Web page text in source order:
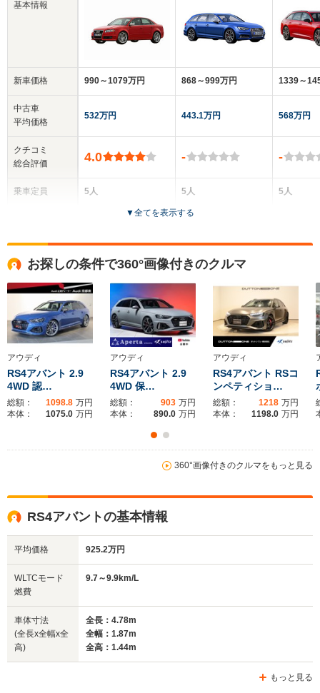
基本情報
新車価格
中古車
平均価格
クチコミ
総合評価
乗車定員
サイズ
(全長x全幅x全高)
燃費
駆動方式
990～1079万円
532万円
4.0
5人
1.41m～1.42m
全幅
1.83m
全長
4.59m
ホイールベース
-m
868～999万円
443.1万円
-
5人
5ドア
1.44m
全幅
1.84m～1.85m
全長
4.75m～4.77m
ホイールベース
-m
10.6～11.0km/L
└市街地:7.1～
1339～
568万円
-
5人
ホイー
9.5～
▼全てを表示する
お探しの条件で360°画像付きのクルマ
アウディ
RS4アバント 2.9
4WD 認…
総額： 1098.8 万円
本体：
1075.0 万円
アウディ
RS4アバント 2.9
4WD 保…
総額： 903 万円
本体：
890.0 万円
アウディ
RS4アバント RSコ
ンペティショ…
総額： 1218 万円
本体：
1198.0 万円
360°画像付きのクルマをもっと見る
RS4アバントの基本情報
平均価格 925.2万円
WLTCモード
燃費
9.7～9.9km/L
車体寸法
(全長x全幅x全
高)
全長：4.78m
全幅：1.87m
全高：1.44m
もっと見る